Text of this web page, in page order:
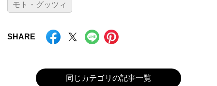
モト・グッツィ
SHARE
同じカテゴリの記事一覧